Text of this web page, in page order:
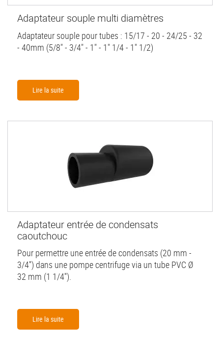
Adaptateur souple multi diamètres
Adaptateur souple pour tubes : 15/17 - 20 - 24/25 - 32
- 40mm (5/8" - 3/4" - 1" - 1" 1/4 - 1" 1/2)
Lire la suite
Adaptateur entrée de condensats
caoutchouc
Pour permettre une entrée de condensats (20 mm -
3/4'') dans une pompe centrifuge via un tube PVC Ø
32 mm (1 1/4'').
Lire la suite